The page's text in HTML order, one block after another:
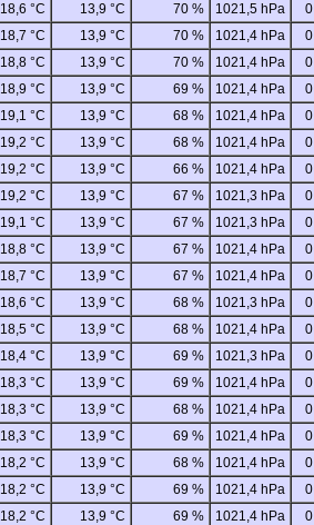
18,6 °C 13,9 °C 70 % 1021,5 hPa
18,7 °C 13,9 °C 70 % 1021,4 hPa
18,8 °C 13,9 °C 70 % 1021,4 hPa
18,9 °C 13,9 °C 69 % 1021,4 hPa
19,1 °C 13,9 °C 68 % 1021,4 hPa
19,2 °C 13,9 °C 68 % 1021,4 hPa
19,2 °C 13,9 °C 66 % 1021,4 hPa
19,2 °C 13,9 °C 67 % 1021,3 hPa
19,1 °C 13,9 °C 67 % 1021,3 hPa
18,8 °C 13,9 °C 67 % 1021,4 hPa
18,7 °C 13,9 °C 67 % 1021,4 hPa
18,6 °C 13,9 °C 68 % 1021,3 hPa
18,5 °C 13,9 °C 68 % 1021,4 hPa
18,4 °C 13,9 °C 69 % 1021,3 hPa
18,3 °C 13,9 °C 69 % 1021,4 hPa
18,3 °C 13,9 °C 68 % 1021,4 hPa
18,3 °C 13,9 °C 69 % 1021,4 hPa
18,2 °C 13,9 °C 68 % 1021,4 hPa
18,2 °C 13,9 °C 69 % 1021,4 hPa
18,2 °C 13,9 °C 69 % 1021,4 hPa